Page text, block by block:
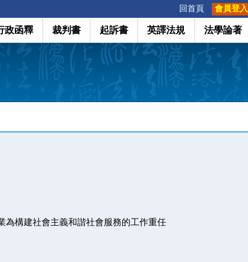
回首頁 會員登入
政函釋 裁判書 起訴書 英譯法規 法學論著
為構建社會主義和諧社會服務的工作重任